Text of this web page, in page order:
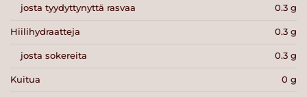
josta tyydyttynyttä rasvaa 0.3 g
Hiilihydraatteja 0.3 g
josta sokereita 0.3 g
Kuitua 0 g